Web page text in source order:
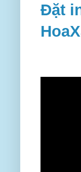
Đặt